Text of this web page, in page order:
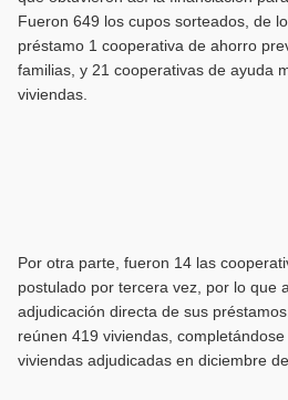
Fueron 649 los cupos sorteados, de
préstamo 1 cooperativa de ahorro
familias, y 21 cooperativas de ayuda
viviendas.
Por otra parte, fueron 14 las
postulado por tercera vez, por lo que
adjudicación directa de sus
reúnen 419 viviendas,
viviendas adjudicadas en diciembre